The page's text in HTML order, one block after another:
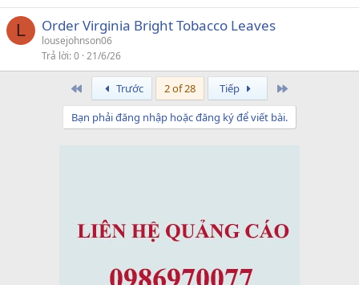
L Order Virginia Bright Tobacco Leaves
lousejohnson06
Trả lời 0 21/6/26
Trước 2 of 28 Tiếp
Bạn phải đăng nhập hoặc đăng ký để viết bài.